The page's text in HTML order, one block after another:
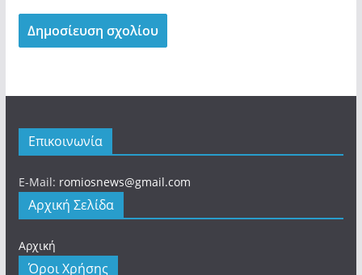
Επικοινωνία
E-Mail: romiosnews@gmail.com
Αρχική Σελίδα
Αρχική
Όροι Χρήσης